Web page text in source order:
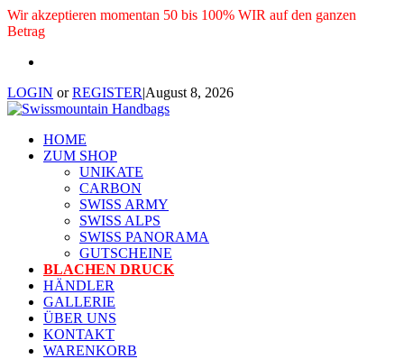
Wir akzeptieren momentan 50 bis 100% WIR auf den ganzen
Betrag
LOGIN orREGISTER|August 8, 2026
HOME
ZUM SHOP
UNIKATE
CARBON
SWISS ARMY
SWISS ALPS
SWISS PANORAMA
GUTSCHEINE
BLACHEN DRUCK
HÄNDLER
GALLERIE
ÜBER UNS
KONTAKT
WARENKORB